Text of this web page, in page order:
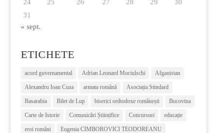
24
25 26 27 28 29
30
31
« sept.
ETICHETE
acord guvernamental Adrian Leonard Mociulschi Afganistan
Alexandru Ioan Cuza armata română Asociația Stindard
Basarabia Bilet de Lup biserici ordtodoxe românești Bucovina
Carte de Istorie Comunicări Științifice Concursuri educație
eroi români Eugenia CIMBOROVICI TEODOREANU